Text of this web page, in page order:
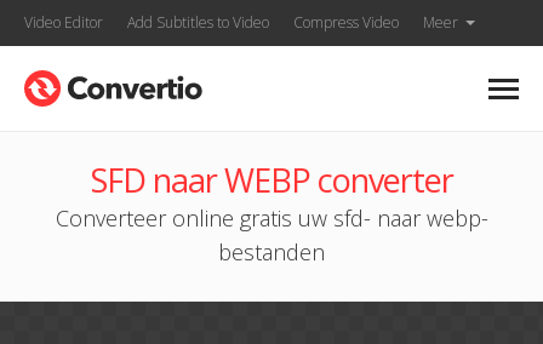
Video Editor Add Subtitles to Video Compress Video Meer
SFD naar WEBP converter
Converteer online gratis uw sfd- naar webp-
bestanden